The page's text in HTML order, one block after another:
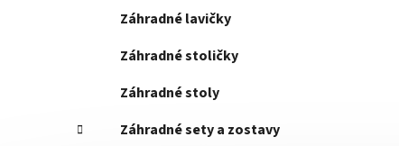
Záhradné lavičky
Záhradné stoličky
Záhradné stoly
Záhradné sety a zostavy